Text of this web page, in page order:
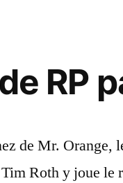
RP
de Mr. Orange,
Roth y joue le